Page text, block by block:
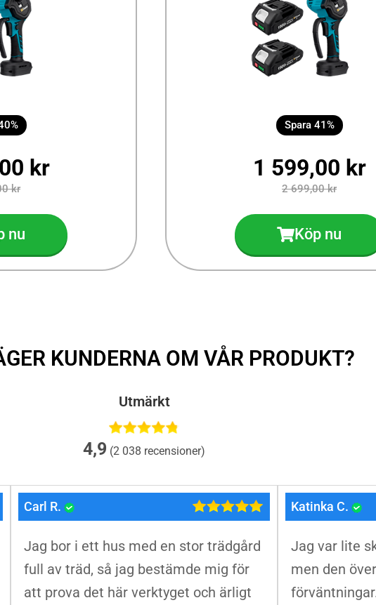
kr
kr
nu
Spara 41%
1 599,00 kr
2 699,00 kr
Köp nu
KUNDERNA OM VÅR PRODUKT?
Utmärkt
4,9 (2 038 recensioner)
Carl R.
Jag bor i ett hus med en stor trädgård
full av träd, så jag bestämde mig för
att prova det här verktyget och ärligt
Katinka C.
Jag var lite
men den